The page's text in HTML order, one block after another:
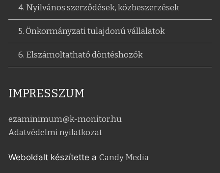
4. Nyilvános szerződések, közbeszerzések
5. Önkormányzati tulajdonú vállalatok
6. Elszámoltatható döntéshozók
IMPRESSZUM
ezaminimum@k-monitor.hu
Adatvédelmi nyilatkozat
Weboldalt készítette a Candy Media